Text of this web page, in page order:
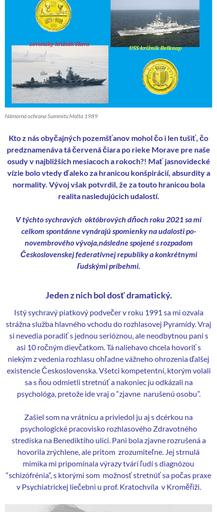
Námorná ochrana Summitu Malta 1989
Kto z nás obyčajných pozemšťanov mohol čo i len tušiť, čo
predznamenáva tá červená čiara po rieke Morave pre naše
osudy v najbližších mesiacoch a rokoch?! Mať jasnovidecké
vízie bolo vtedy ďaleko za hranicou konšpirácií, absurdity a
normality. Vývoj však potvrdil, že za touto hranicou bola
realita nasledujúcich udalostí.
V týchto sychravých októbrových dňoch roku 2021 sa mi
celkom spontánne vynárajú spomienky na udalosti po-
novembrového vývoja,následne spojené s rozpadom
Československej federatívnej republiky a konkrétnymi
ľudskými príbehmi.
Jeden z nich bol dosť dramatický.
Istý sychravý piatkový podvečer v roku 1991 sa mi ozvala
strážna služba hlavného vchodu do rozhlasovej Pyramídy. Vraj
si nevedia poradiť s jednou serióznou, ale neodbytnou pani s
asi 10 ročným dievčatkom. Tá naliehavo chcela hovoriť s
niekým z vedenia rozhlasu ohľadne vážneho ohrozenia ďalšej
existencie Československa. Všetci kompetentní, ktorým volali
sa s ňou odmietli stretnúť a nakoniec ju odkázali na
psychológa, pretože ide vraj o “zjavne narušenú osobu”.
Zašiel som na vrátnicu a priviedol ju aj s dcérkou na
psychologické pracovisko rozhlasového Zdravotného
strediska na Benediktiho ulici. Pani bola zjavne rozrušená a
hovorila zrýchlene, ale pritom zrozumiteľne. Jej strnulá
mimika mi pripomínala výrazy tvárí ľudí s diagnózou
“schizófrénia”, s ktorými som možnosť stretnúť sa počas praxe
v Psychiatrickej liečebni u prof. Kratochvíla v Kroměříži.